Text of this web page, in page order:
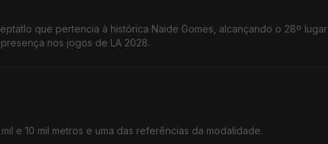
que pertencia à histórica Naide Gomes, alcançando o 28º lugar
nos jogos de LA 2028.
e 10 mil metros e uma das referências da modalidade.